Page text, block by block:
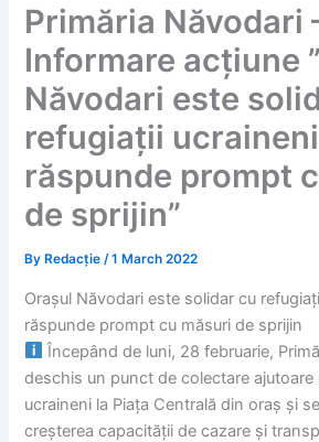
Primăria Năvodari
Informare acțiune
Năvodari este
refugiații
răspunde prompt
de sprijin”
By Redacție/1 March 2022
Orașul Năvodari este solidar cu
răspunde prompt cu măsuri de sprijin
Începând de luni, 28 februarie,
deschis un punct de colectare ajutoare
ucraineni la Piața Centrală din oraș și
creșterea capacității de cazare și